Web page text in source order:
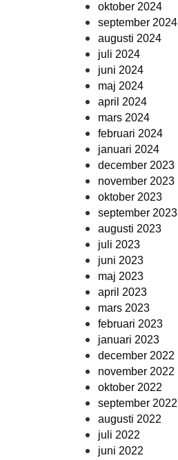
oktober 2024
september 2024
augusti 2024
juli 2024
juni 2024
maj 2024
april 2024
mars 2024
februari 2024
januari 2024
december 2023
november 2023
oktober 2023
september 2023
augusti 2023
juli 2023
juni 2023
maj 2023
april 2023
mars 2023
februari 2023
januari 2023
december 2022
november 2022
oktober 2022
september 2022
augusti 2022
juli 2022
juni 2022